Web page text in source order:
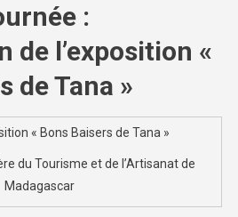
:
de l’exposition «
de Tana »
du Tourisme et de l’Artisanat de
Madagascar